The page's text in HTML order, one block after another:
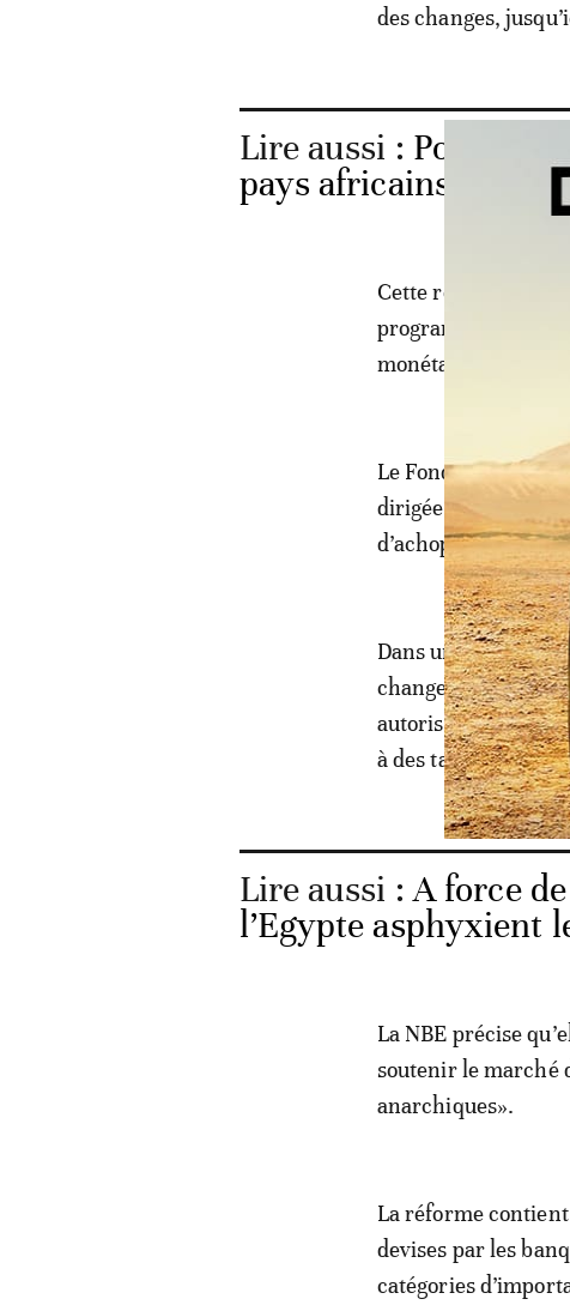
des changes,
Lire aussi : Pourquoi
pays africains sont
Cette réforme
programme d’aide
monétaire
Le Fonds a
dirigée de
d’achoppement
Dans un
changes basé sur
autorisées à
à des taux librement
Lire aussi :A force
l’Egypte asphyxient
La NBE précise
soutenir le marché
anarchiques».
La réforme contient
devises par les
catégories